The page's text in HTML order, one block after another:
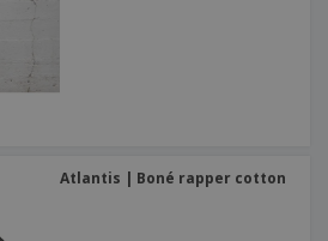
Atlantis | Boné rapper cotton